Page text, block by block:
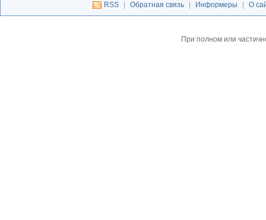
RSS
Обратная связь Информеры О
При полном или